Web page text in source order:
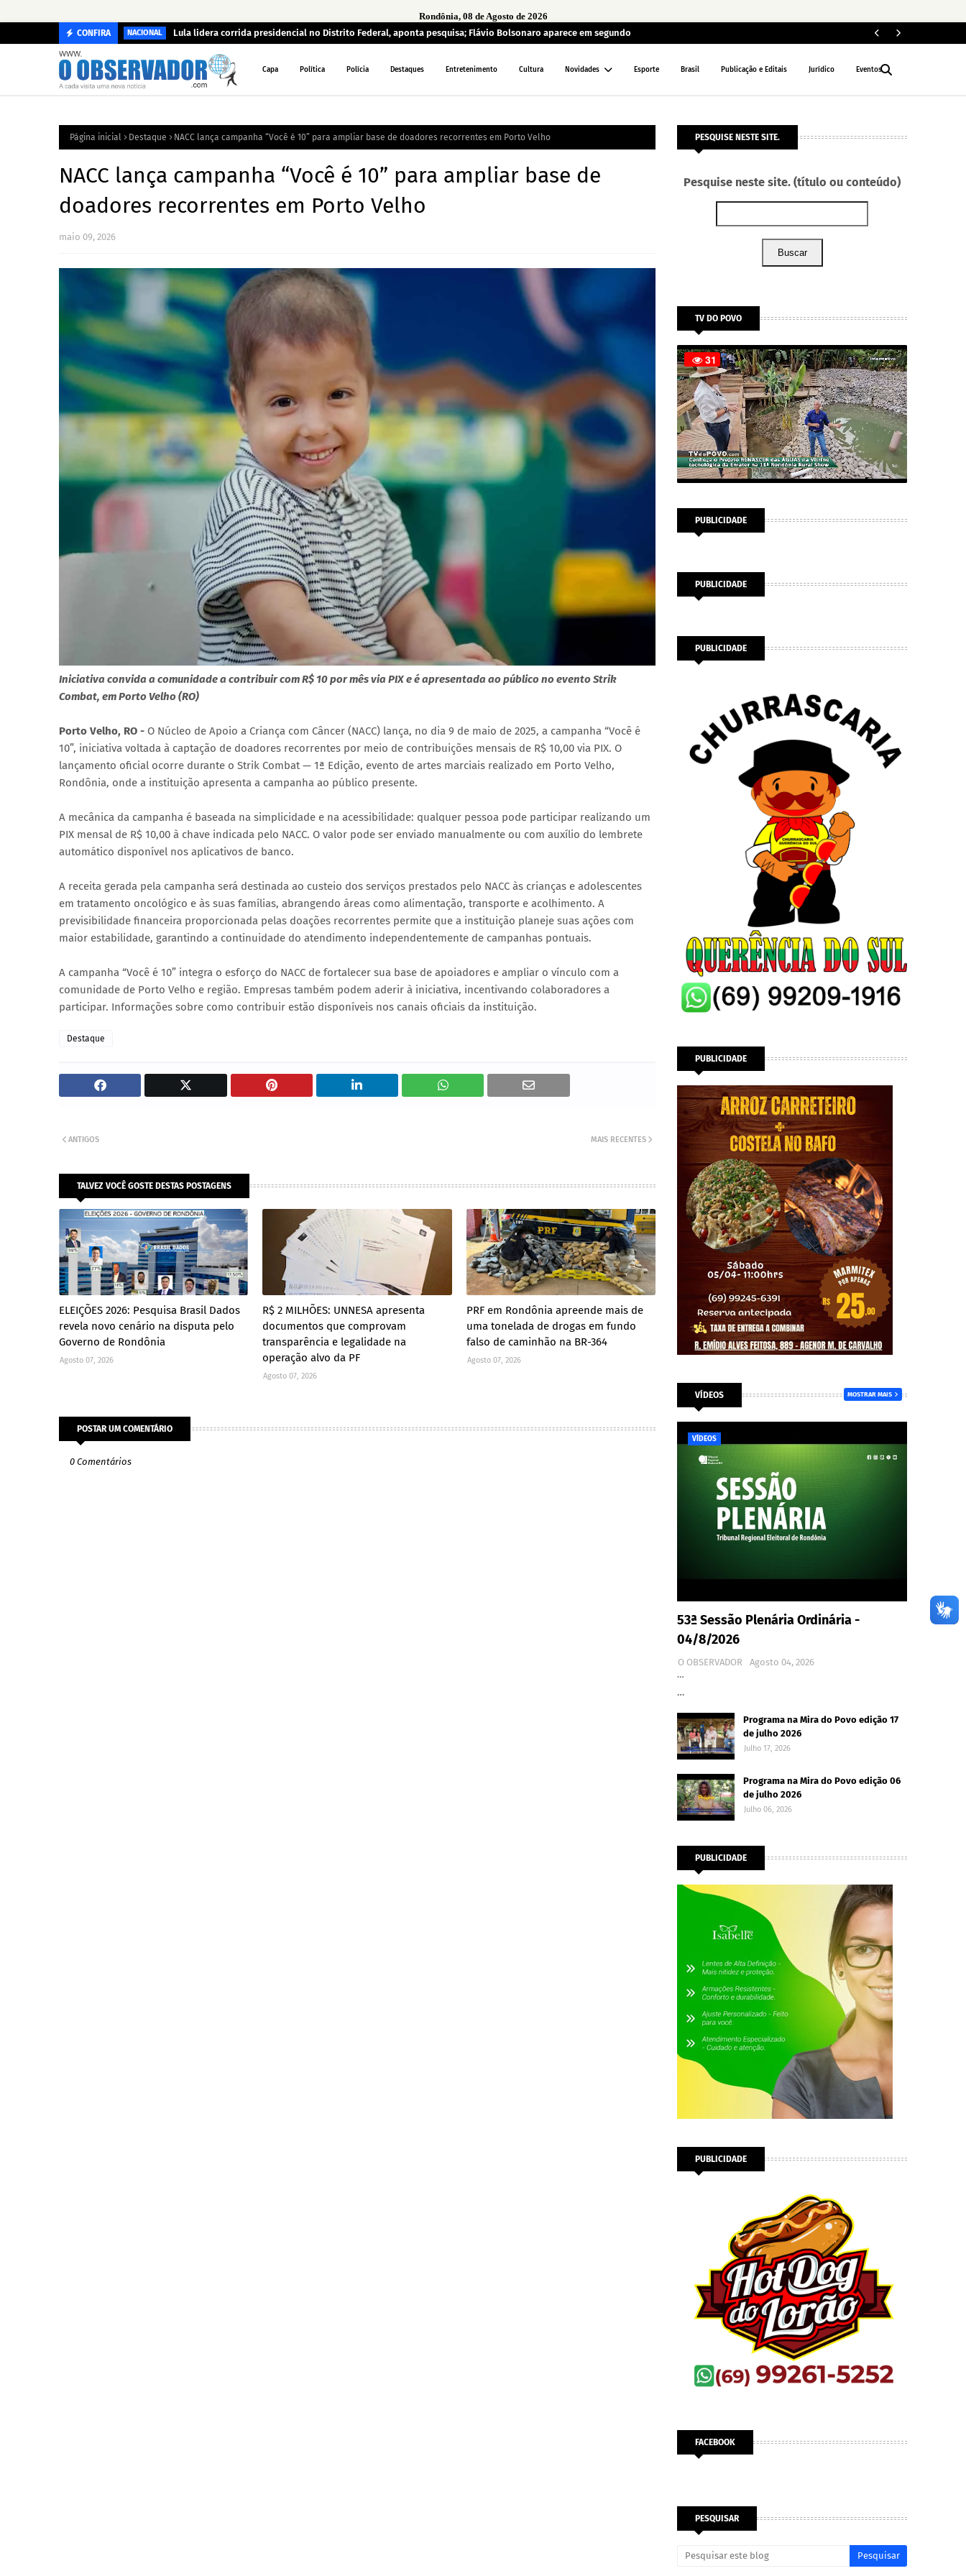
Rondônia, 08 de Agosto de 2026
CONFIRA NACIONAL Lula lidera corrida presidencial no Distrito Federal, aponta pesquisa; Flávio Bolsonaro aparece em segundo
Capa Política Polícia Destaques Entretenimento Cultura Novidades Esporte Brasil Publicação e Editais Jurídico Eventos
Página inicial Destaque NACC lança campanha “Você é 10” para ampliar base de doadores recorrentes em Porto Velho
NACC lança campanha “Você é 10” para ampliar base de
doadores recorrentes em Porto Velho
maio 09, 2026
Iniciativa convida a comunidade a contribuir com R$ 10 por mês via PIX e é apresentada ao público no evento Strik
Combat, em Porto Velho (RO)
Porto Velho, RO - O Núcleo de Apoio a Criança com Câncer (NACC) lança, no dia 9 de maio de 2025, a campanha “Você é
10”, iniciativa voltada à captação de doadores recorrentes por meio de contribuições mensais de R$ 10,00 via PIX. O
lançamento oficial ocorre durante o Strik Combat — 1ª Edição, evento de artes marciais realizado em Porto Velho,
Rondônia, onde a instituição apresenta a campanha ao público presente.
A mecânica da campanha é baseada na simplicidade e na acessibilidade: qualquer pessoa pode participar realizando um
PIX mensal de R$ 10,00 à chave indicada pelo NACC. O valor pode ser enviado manualmente ou com auxílio do lembrete
automático disponível nos aplicativos de banco.
A receita gerada pela campanha será destinada ao custeio dos serviços prestados pelo NACC às crianças e adolescentes
em tratamento oncológico e às suas famílias, abrangendo áreas como alimentação, transporte e acolhimento. A
previsibilidade financeira proporcionada pelas doações recorrentes permite que a instituição planeje suas ações com
maior estabilidade, garantindo a continuidade do atendimento independentemente de campanhas pontuais.
A campanha “Você é 10” integra o esforço do NACC de fortalecer sua base de apoiadores e ampliar o vínculo com a
comunidade de Porto Velho e região. Empresas também podem aderir à iniciativa, incentivando colaboradores a
participar. Informações sobre como contribuir estão disponíveis nos canais oficiais da instituição.
Destaque
MAIS RECENTES
ANTIGOS
TALVEZ VOCÊ GOSTE DESTAS POSTAGENS
ELEIÇÕES 2026: Pesquisa Brasil Dados
revela novo cenário na disputa pelo
Governo de Rondônia
Agosto 07, 2026
R$ 2 MILHÕES: UNNESA apresenta
documentos que comprovam
transparência e legalidade na
operação alvo da PF
Agosto 07, 2026
PRF em Rondônia apreende mais de
uma tonelada de drogas em fundo
falso de caminhão na BR-364
Agosto 07, 2026
POSTAR UM COMENTÁRIO
0 Comentários
PESQUISE NESTE SITE.
Pesquise neste site. (título ou conteúdo)
Buscar
TV DO POVO
PUBLICIDADE
PUBLICIDADE
PUBLICIDADE
PUBLICIDADE
VÍDEOS MOSTRAR MAIS
VÍDEOS
53ª Sessão Plenária Ordinária -
04/8/2026
O OBSERVADOR
Agosto 04, 2026
…
…
Programa na Mira do Povo edição 17
de julho 2026
Julho 17, 2026
Programa na Mira do Povo edição 06
de julho 2026
Julho 06, 2026
PUBLICIDADE
PUBLICIDADE
FACEBOOK
PESQUISAR